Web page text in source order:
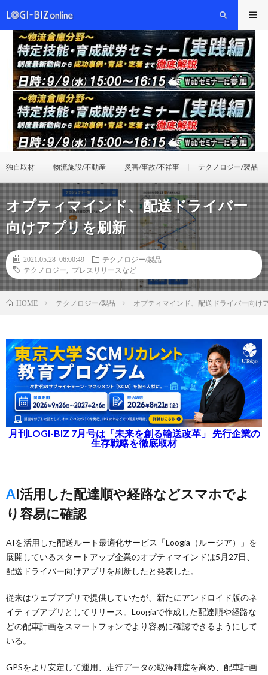
独自取材 物流施設/不動産 災害/事故/不祥事 テクノロジー/製品
オプティマインド、配送ドライバー
向けアプリを刷新
2021.05.28 06:00:49
テクノロジー/製品
テクノロジー
プレスリリースなど
HOME テクノロジー/製品 オプティマインド、配送ドライバー向け
月刊LOGI-BIZ 7月号は「未来を創る輸送改革」 先行企業の
生存戦略を徹底取材
AI活用した配達順や経路などスマホでよ
り容易に確認
AIを活用した配送ルート最適化サービス「Loogia（ルージア）」を
展開しているスタートアップ企業のオプティマインドは5月27日、
配送ドライバー向けアプリを刷新したと発表した。
従来はウェブアプリで提供していたが、新たにアンドロイド版のネ
イティブアプリとしてリリース。Loogiaで作成した配達順や経路な
どの配車計画をスマートフォンでより容易に確認できるようにして
いる。
GPSをより安定して運用、走行データの取得精度を高め、配車計画